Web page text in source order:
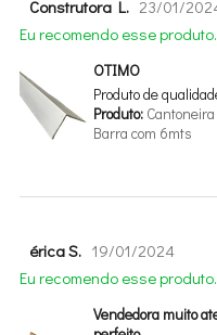
Construtora L. 23/01/
Eu recomendo esse produto.
OTIMO
Produto de
Produto:Cantoneira
Barra com 6mts
érica S. 19/01/2024
Eu recomendo esse produto.
Vendedora muito